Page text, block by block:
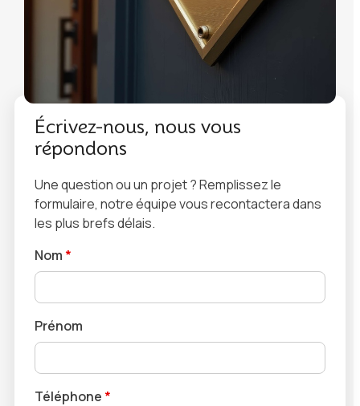
Écrivez-nous, nous vous
répondons
Une question ou un projet ? Remplissez le
formulaire, notre équipe vous recontactera dans
les plus brefs délais.
Nom *
Prénom
Téléphone *